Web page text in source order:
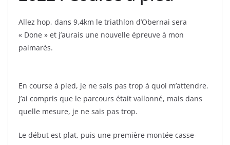
Allez hop, dans 9,4km le triathlon d’Obernai sera
« Done » et j’aurais une nouvelle épreuve à mon
palmarès.
En course à pied, je ne sais pas trop à quoi m’attendre.
J’ai compris que le parcours était vallonné, mais dans
quelle mesure, je ne sais pas trop.
Le début est plat, puis une première montée casse-